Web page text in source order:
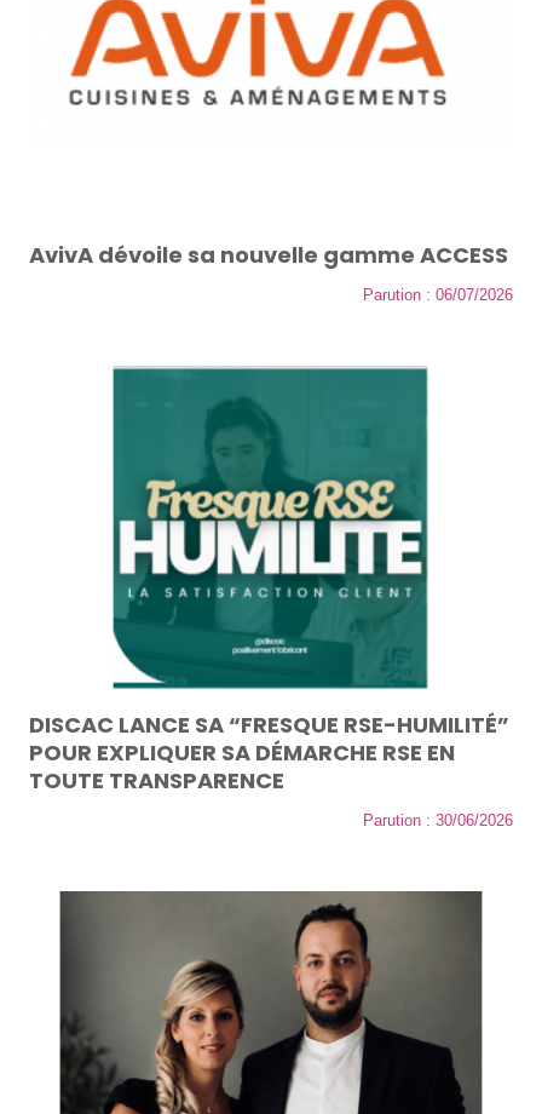
AvivA dévoile sa nouvelle gamme ACCESS
Parution : 06/07/2026
DISCAC LANCE SA “FRESQUE RSE-HUMILITÉ”
POUR EXPLIQUER SA DÉMARCHE RSE EN
TOUTE TRANSPARENCE
Parution : 30/06/2026